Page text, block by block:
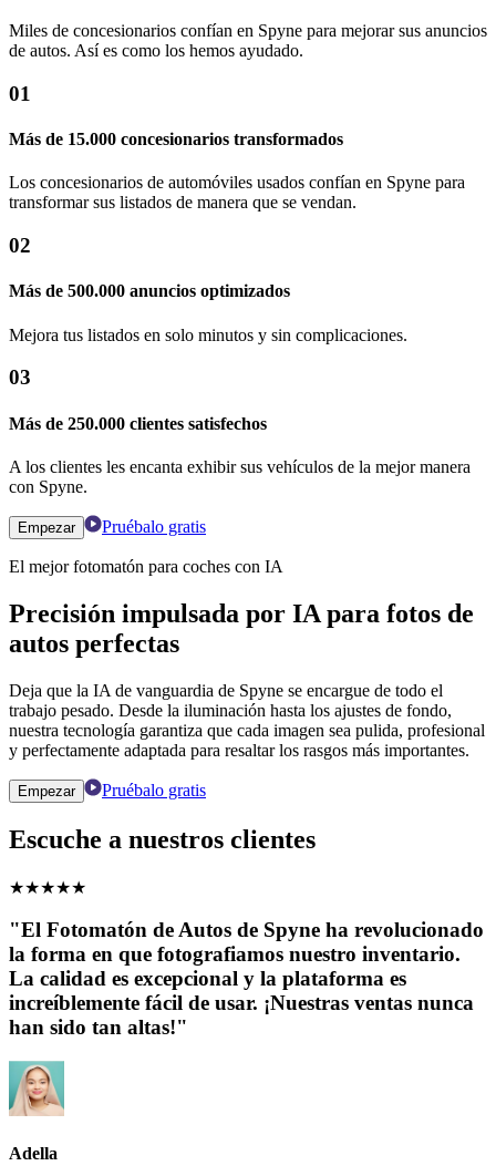
Miles de concesionarios confían en Spyne para mejorar sus anuncios
de autos. Así es como los hemos ayudado.
01
Más de 15.000 concesionarios transformados
Los concesionarios de automóviles usados ​​confían en Spyne para
transformar sus listados de manera que se vendan.
02
Más de 500.000 anuncios optimizados
Mejora tus listados en solo minutos y sin complicaciones.
03
Más de 250.000 clientes satisfechos
A los clientes les encanta exhibir sus vehículos de la mejor manera
con Spyne.
Empezar Pruébalo gratis
El mejor fotomatón para coches con IA
Precisión impulsada por IA para fotos de
autos perfectas
Deja que la IA de vanguardia de Spyne se encargue de todo el
trabajo pesado. Desde la iluminación hasta los ajustes de fondo,
nuestra tecnología garantiza que cada imagen sea pulida, profesional
y perfectamente adaptada para resaltar los rasgos más importantes.
Empezar Pruébalo gratis
Escuche a nuestros clientes
★★★★★
"El Fotomatón de Autos de Spyne ha revolucionado
la forma en que fotografiamos nuestro inventario.
La calidad es excepcional y la plataforma es
increíblemente fácil de usar. ¡Nuestras ventas nunca
han sido tan altas!"
Adella